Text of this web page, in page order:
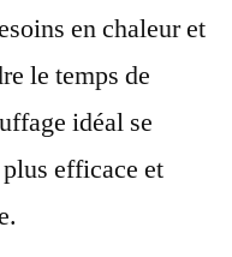
en chaleur et
le temps de
idéal se
efficace et